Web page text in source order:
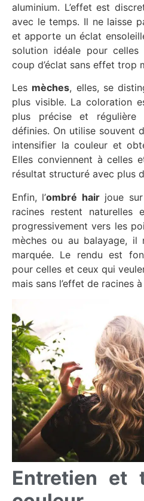
aluminium. L’effet est
avec le temps. Il ne laisse
et apporte un éclat
solution idéale pour
coup d’éclat sans effet trop
Les mèches, elles, se
plus visible. La coloration
plus précise et
définies. On utilise souvent
intensifier la couleur et
Elles conviennent à celles
résultat structuré avec plus
Enfin, l’ombré hairjoue
racines restent naturelles
progressivement vers les
mèches ou au balayage, il
marquée. Le rendu est
pour celles et ceux qui
mais sans l’effet de racines
Entretien et